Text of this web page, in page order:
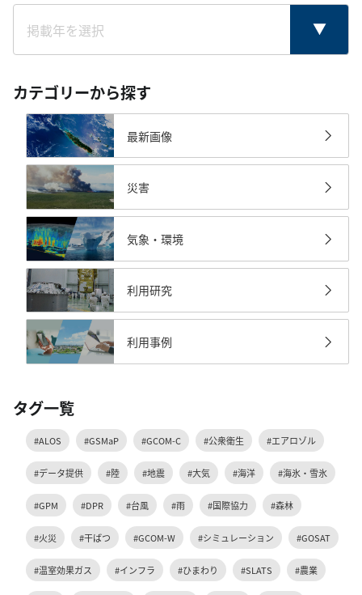
カテゴリーから探す
最新画像
災害
気象・環境
利用研究
利用事例
タグ一覧
#ALOS #GSMaP #GCOM-C #公衆衛生 #エアロゾル
#データ提供 #陸 #地震 #大気 #海洋 #海氷・雪氷
#GPM #DPR #台風 #雨 #国際協力 #森林
#火災 #干ばつ #GCOM-W #シミュレーション #GOSAT
#温室効果ガス #インフラ #ひまわり #SLATS #農業